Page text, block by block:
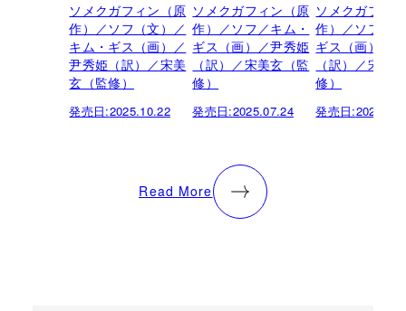
ソメクガフィン（原
作）／ソフ（文）／
キム・ギス（画）／
尹秀姫（訳）／宋美
玄（監修）
発売日:2025.10.22
ソメクガフィン（原
作）／ソフ／キム・
ギス（画）／尹秀姫
（訳）／宋美玄（監
修）
発売日:2025.07.24
ソメクガフィ
作）／ソフ／
ギス（画）／
（訳）／宋美
修）
発売日:
Read More